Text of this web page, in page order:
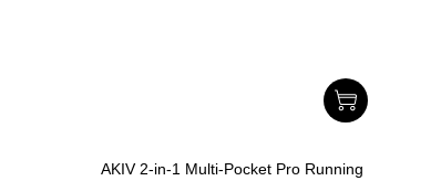
AKIV 2-in-1 Multi-Pocket Pro Running